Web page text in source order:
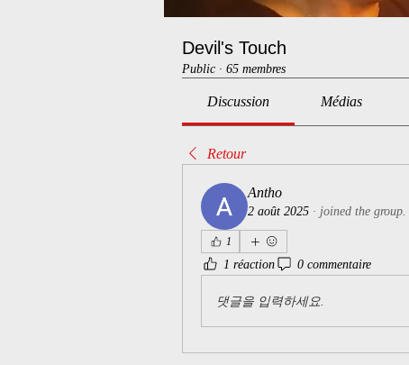
Devil's Touch
Public · 65 membres
Discussion Médias
Retour
Antho
2 août 2025 · joined the group.
1
1 réaction 0 commentaire
댓글을 입력하세요.